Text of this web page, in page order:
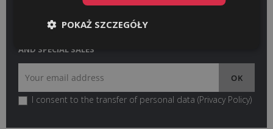
GET OUR LATEST NEWS
AND SPECIAL SALES
I consent to the transfer of personal data (Privacy Policy)
POKAŻ SZCZEGÓŁY